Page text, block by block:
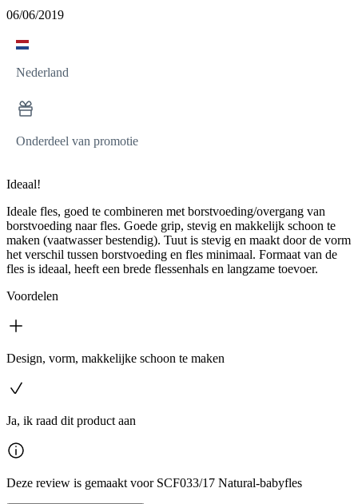
06/06/2019
Nederland
Onderdeel van promotie
Ideaal!
Ideale fles, goed te combineren met borstvoeding/overgang van
borstvoeding naar fles. Goede grip, stevig en makkelijk schoon te
maken (vaatwasser bestendig). Tuut is stevig en maakt door de vorm
het verschil tussen borstvoeding en fles minimaal. Formaat van de
fles is ideaal, heeft een brede flessenhals en langzame toevoer.
Voordelen
Design, vorm, makkelijke schoon te maken
Ja, ik raad dit product aan
Deze review is gemaakt voor SCF033/17 Natural-babyfles